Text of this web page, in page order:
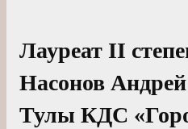
Лауреат II
Насонов
Тулы КДС